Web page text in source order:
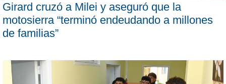
Girard cruzó a Milei y aseguró que la
motosierra “terminó endeudando a millones
de familias”